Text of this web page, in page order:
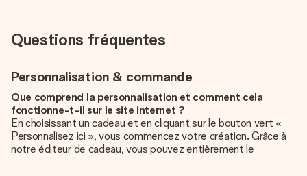
Questions fréquentes
Personnalisation & commande
Que comprend la personnalisation et comment cela
fonctionne-t-il sur le site internet ?
En choisissant un cadeau et en cliquant sur le bouton vert «
Personnalisez ici », vous commencez votre création. Grâce à
notre éditeur de cadeau, vous pouvez entièrement le